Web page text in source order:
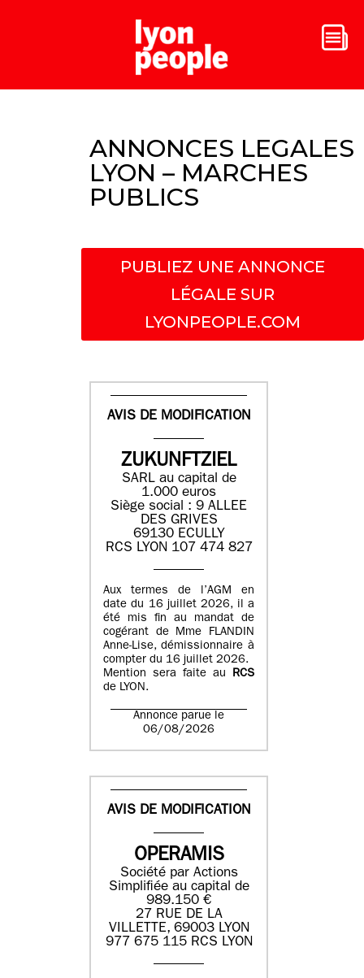
ANNONCES LEGALES
LYON – MARCHES
PUBLICS
PUBLIEZ UNE ANNONCE
LÉGALE SUR
LYONPEOPLE.COM
AVIS DE MODIFICATION
ZUKUNFTZIEL
SARL au capital de
1.000 euros
Siège social : 9 ALLEE
DES GRIVES
69130 ECULLY
RCS LYON 107 474 827
Aux termes de l’AGM en
date du 16 juillet 2026, il a
été mis fin au mandat de
cogérant de Mme FLANDIN
Anne-Lise, démissionnaire à
compter du 16 juillet 2026.
Mention sera faite au RCS
de LYON.
Annonce parue le
06/08/2026
AVIS DE MODIFICATION
OPERAMIS
Société par Actions
Simplifiée au capital de
989.150 €
27 RUE DE LA
VILLETTE, 69003 LYON
977 675 115 RCS LYON